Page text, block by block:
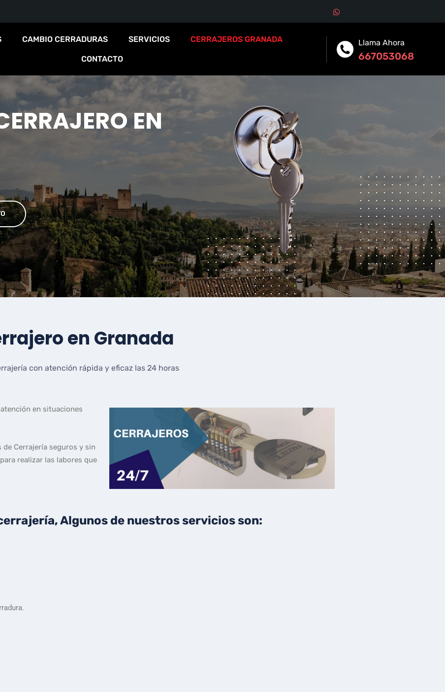
CAMBIO CERRADURAS SERVICIOS CERRAJEROS GRANADA
CONTACTO
Llama Ahora
667053068
ERRAJEROEN
en Granada
con atención rápida y eficaz las 24 horas
en situaciones
Cerrajería seguros y sin
realizar las labores que
Algunos de nuestros servicios son: